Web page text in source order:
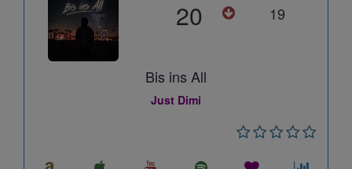
20 19
Bis ins All
Just Dimi